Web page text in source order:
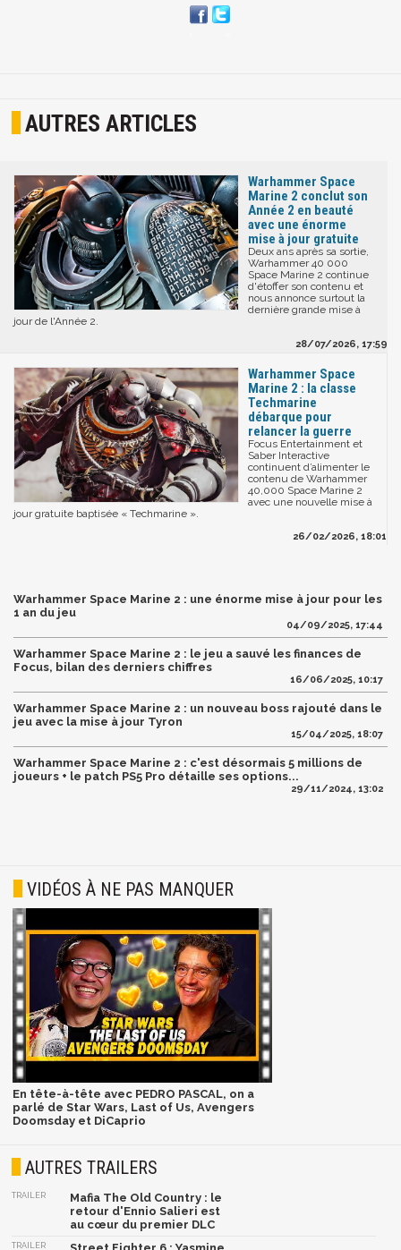
AUTRES ARTICLES
Warhammer Space
Marine 2 conclut son
Année 2 en beauté
avec une énorme
mise à jour gratuite
Deux ans après sa sortie,
Warhammer 40 000
Space Marine 2 continue
d'étoffer son contenu et
nous annonce surtout la
dernière grande mise à
jour de l'Année 2.
28/07/2026, 17:59
Warhammer Space
Marine 2 : la classe
Techmarine
débarque pour
relancer la guerre
Focus Entertainment et
Saber Interactive
continuent d’alimenter le
contenu de Warhammer
40,000 Space Marine 2
avec une nouvelle mise à
jour gratuite baptisée « Techmarine ».
26/02/2026, 18:01
Warhammer Space Marine 2 : une énorme mise à jour pour les
1 an du jeu
04/09/2025, 17:44
Warhammer Space Marine 2 : le jeu a sauvé les finances de
Focus, bilan des derniers chiffres
16/06/2025, 10:17
Warhammer Space Marine 2 : un nouveau boss rajouté dans le
jeu avec la mise à jour Tyron
15/04/2025, 18:07
Warhammer Space Marine 2 : c'est désormais 5 millions de
joueurs + le patch PS5 Pro détaille ses options...
29/11/2024, 13:02
VIDÉOS À NE PAS MANQUER
En tête-à-tête avec PEDRO PASCAL, on a
parlé de Star Wars, Last of Us, Avengers
Doomsday et DiCaprio
AUTRES TRAILERS
TRAILER
Mafia The Old Country : le
retour d'Ennio Salieri est
au cœur du premier DLC
TRAILER